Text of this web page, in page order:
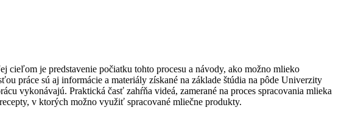
cieľom je predstavenie počiatku tohto procesu a návody, ako možno mlieko
práce sú aj informácie a materiály získané na základe štúdia na pôde Univerzity
vykonávajú. Praktická časť zahŕňa videá, zamerané na proces spracovania mlieka
v ktorých možno využiť spracované mliečne produkty.